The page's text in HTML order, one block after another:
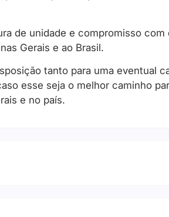
de unidade e compromisso com
Gerais e ao Brasil.
tanto para uma eventual
esse seja o melhor caminho
e no país.